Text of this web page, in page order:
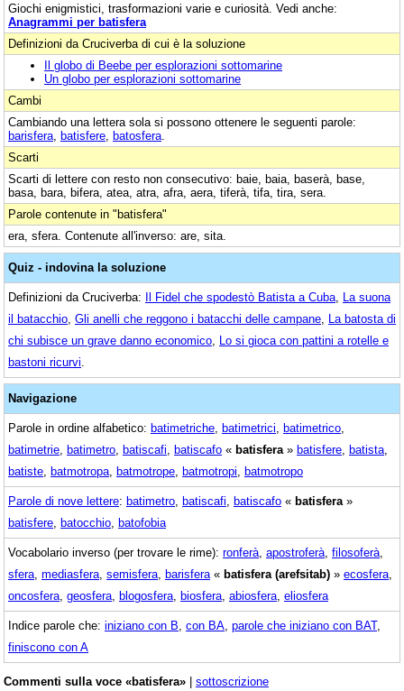
Giochi enigmistici, trasformazioni varie e curiosità. Vedi anche:
Anagrammi per batisfera
Definizioni da Cruciverba di cui è la soluzione
Il globo di Beebe per esplorazioni sottomarine
Un globo per esplorazioni sottomarine
Cambi
Cambiando una lettera sola si possono ottenere le seguenti parole:
barisfera batisfere batosfera
Scarti
Scarti di lettere con resto non consecutivo: baie, baia, baserà, base,
basa, bara, bifera, atea, atra, afra, aera, tiferà, tifa, tira, sera.
Parole contenute in "batisfera"
era, sfera. Contenute all'inverso: are, sita.
Quiz - indovina la soluzione
Definizioni da Cruciverba: Il Fidel che spodestò Batista a Cuba La suona
il batacchio Gli anelli che reggono i batacchi delle campane La batosta di
chi subisce un grave danno economico Lo si gioca con pattini a rotelle e
bastoni ricurvi
Navigazione
Parole in ordine alfabetico: batimetriche batimetrici batimetrico
batimetrie batimetro batiscafi batiscafo « batisfera » batisfere batista
batiste batmotropa batmotrope batmotropi batmotropo
Parole di nove lettere: batimetro batiscafi batiscafo « batisfera »
batisfere batocchio batofobia
Vocabolario inverso (per trovare le rime): ronferà apostroferà filosoferà
sfera mediasfera semisfera barisfera « batisfera (arefsitab) » ecosfera
oncosfera geosfera blogosfera biosfera abiosfera eliosfera
Indice parole che: iniziano con B con BA parole che iniziano con BAT,
finiscono con A
Commenti sulla voce «batisfera» | sottoscrizione